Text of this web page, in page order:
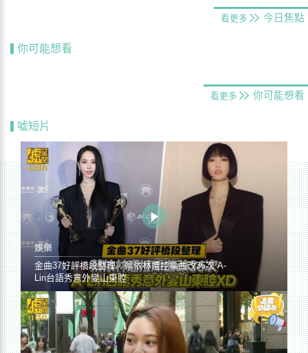
看更多 今日焦點
你可能想看
看更多 你可能想看
噓短片
娛樂
金曲37好評橋段整理／蔡依林遭控編曲改36次 A-
Lin台語秀意外變山東腔